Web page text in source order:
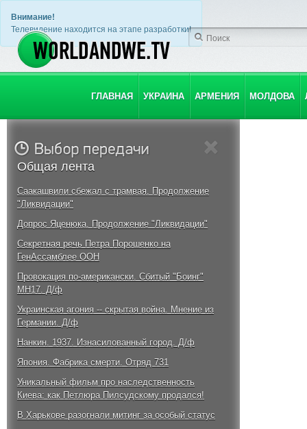
Внимание!
Телевидение находится на этапе разработки!
ГЛАВНАЯ УКРАИНА АРМЕНИЯ МОЛДОВА
Общая лента
Саакашвили сбежал с трамвая. Продолжение
"Ликвидации"
Допрос Яценюка. Продолжение "Ликвидации"
Секретная речь Петра Порошенко на
ГенАссамблее ООН
Провокация по-американски. Сбитый "Боинг"
MH17. Д/ф
Украинская агония -- скрытая война. Мнение из
Германии. Д/ф
Нанкин. 1937. Изнасилованный город. Д/ф
Япония. Фабрика смерти. Отряд 731
Уникальный фильм про наследственность
Киева: как Петлюра Пилсудскому продался!
В Харькове разогнали митинг за особый статус